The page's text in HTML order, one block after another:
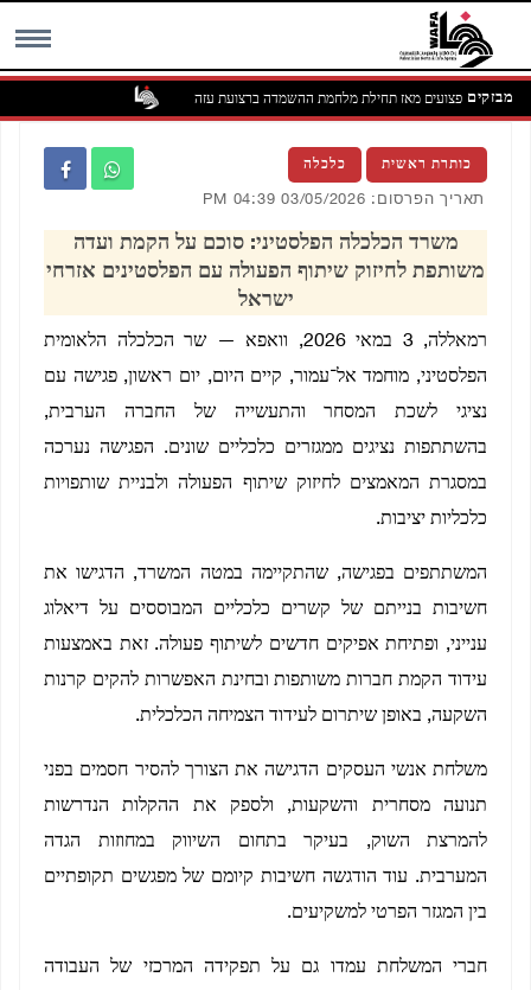
מבזקים
כותרת ראשית כלכלה
תאריך הפרסום: 03/05/2026 04:39 PM
משרד הכלכלה הפלסטיני: סוכם על הקמת ועדה
משותפת לחיזוק שיתוף הפעולה עם הפלסטינים אזרחי
ישראל
רמאללה, 3 במאי 2026, וואפא — שר הכלכלה הלאומית
הפלסטיני, מוחמד אל־עמור, קיים היום, יום ראשון, פגישה עם
נציגי לשכת המסחר והתעשייה של החברה הערבית,
בהשתתפות נציגים ממגזרים כלכליים שונים. הפגישה נערכה
במסגרת המאמצים לחיזוק שיתוף הפעולה ולבניית שותפויות
כלכליות יציבות.
המשתתפים בפגישה, שהתקיימה במטה המשרד, הדגישו את
חשיבות בנייתם של קשרים כלכליים המבוססים על דיאלוג
ענייני, ופתיחת אפיקים חדשים לשיתוף פעולה. זאת באמצעות
עידוד הקמת חברות משותפות ובחינת האפשרות להקים קרנות
השקעה, באופן שיתרום לעידוד הצמיחה הכלכלית.
משלחת אנשי העסקים הדגישה את הצורך להסיר חסמים בפני
תנועה מסחרית והשקעות, ולספק את ההקלות הנדרשות
להמרצת השוק, בעיקר בתחום השיווק במחוזות הגדה
המערבית. עוד הודגשה חשיבות קיומם של מפגשים תקופתיים
בין המגזר הפרטי למשקיעים.
חברי המשלחת עמדו גם על תפקידה המרכזי של העבודה